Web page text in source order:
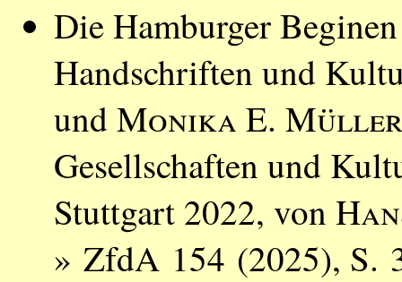
Die Hamburger
Handschriften und
undMonika E. Müller
Gesellschaften und
Stuttgart 2022, von
» ZfdA 154 (2025), S.